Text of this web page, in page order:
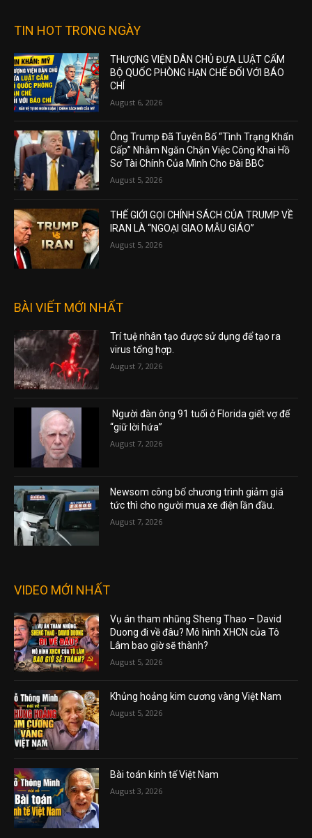
TIN HOT TRONG NGÀY
THƯỢNG VIỆN DÂN CHỦ ĐƯA LUẬT CẤM
BỘ QUỐC PHÒNG HẠN CHẾ ĐỐI VỚI BÁO
CHÍ
August 6, 2026
Ông Trump Đã Tuyên Bố “Tình Trạng Khẩn
Cấp” Nhằm Ngăn Chặn Việc Công Khai Hồ
Sơ Tài Chính Của Mình Cho Đài BBC
August 5, 2026
THẾ GIỚI GỌI CHÍNH SÁCH CỦA TRUMP VỀ
IRAN LÀ “NGOẠI GIAO MẪU GIÁO”
August 5, 2026
BÀI VIẾT MỚI NHẤT
Trí tuệ nhân tạo được sử dụng để tạo ra
virus tổng hợp.
August 7, 2026
Người đàn ông 91 tuổi ở Florida giết vợ để
“giữ lời hứa”
August 7, 2026
Newsom công bố chương trình giảm giá
tức thì cho người mua xe điện lần đầu.
August 7, 2026
VIDEO MỚI NHẤT
Vụ án tham nhũng Sheng Thao – David
Duong đi về đâu? Mô hình XHCN của Tô
Lâm bao giờ sẽ thành?
August 5, 2026
Khủng hoảng kim cương vàng Việt Nam
August 5, 2026
Bài toán kinh tế Việt Nam
August 3, 2026